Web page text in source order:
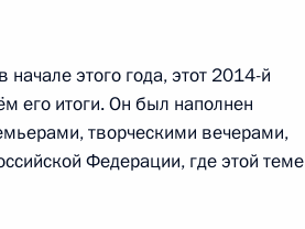
в закон
этого года, этот 2014-й
его итоги. Он был наполнен
творческими вечерами,
Федерации, где этой теме